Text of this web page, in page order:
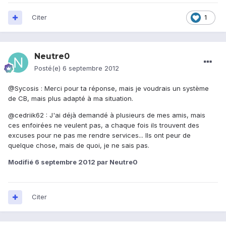
1
Citer
Neutre0
Posté(e) 6 septembre 2012
@Sycosis : Merci pour ta réponse, mais je voudrais un système
de CB, mais plus adapté à ma situation.
@cedriik62 : J'ai déjà demandé à plusieurs de mes amis, mais
ces enfoirées ne veulent pas, a chaque fois ils trouvent des
excuses pour ne pas me rendre services... Ils ont peur de
quelque chose, mais de quoi, je ne sais pas.
Modifié 6 septembre 2012 par Neutre0
Citer